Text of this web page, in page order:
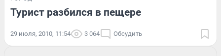
Турист разбился в пещере
29 июля, 2010, 11:54 3 064 Обсудить